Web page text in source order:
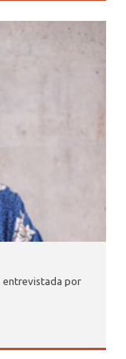
entrevistada por